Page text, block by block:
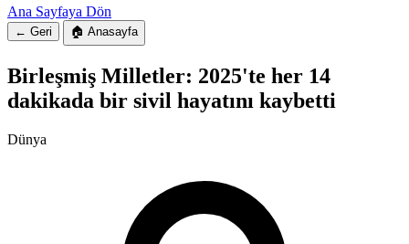
Ana Sayfaya Dön
← Geri 🏠 Anasayfa
Birleşmiş Milletler: 2025'te her 14
dakikada bir sivil hayatını kaybetti
Dünya